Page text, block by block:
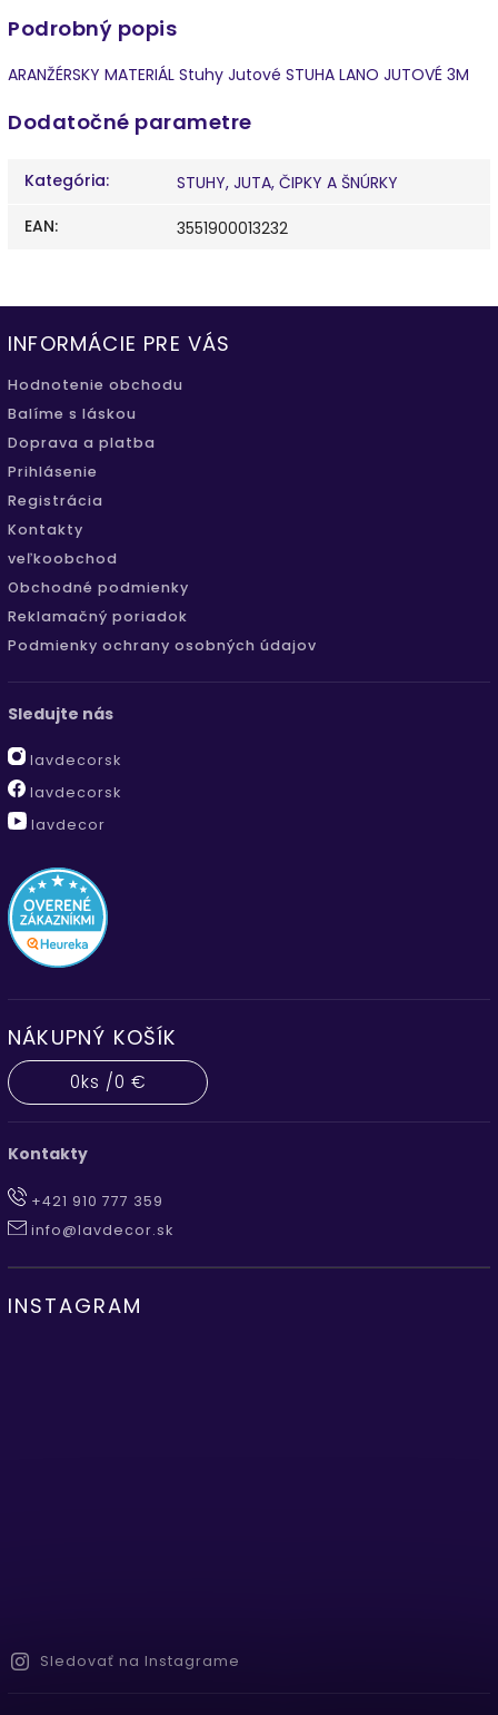
Podrobný popis
ARANŽÉRSKY MATERIÁL Stuhy Jutové STUHA LANO JUTOVÉ 3M
Dodatočné parametre
Kategória:
STUHY, JUTA, ČIPKY A ŠNÚRKY
EAN: 3551900013232
INFORMÁCIE PRE VÁS
Hodnotenie obchodu
Balíme s láskou
Doprava a platba
Prihlásenie
Registrácia
Kontakty
veľkoobchod
Obchodné podmienky
Reklamačný poriadok
Podmienky ochrany osobných údajov
Sledujte nás
lavdecorsk
lavdecorsk
lavdecor
NÁKUPNÝ KOŠÍK
0ks /0 €
Kontakty
+421 910 777 359
info@lavdecor.sk
INSTAGRAM
Sledovať na Instagrame